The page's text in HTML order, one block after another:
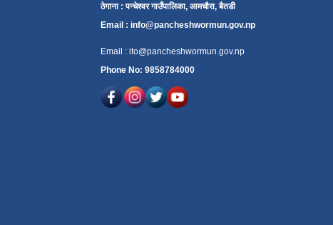
ठेगाना : पन्चेश्वर गाउँपालिका, आमचौरा, बैतडी
Email : info@pancheshwormun.gov.np
Email : ito@pancheshwormun.gov.np
Phone No: 9858784000